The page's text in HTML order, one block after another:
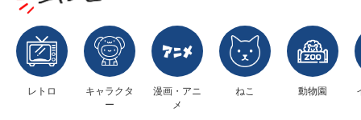
レトロ
キャラクタ
ー
漫画・アニ
メ
ねこ 動物園